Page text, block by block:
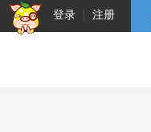
登录 注册